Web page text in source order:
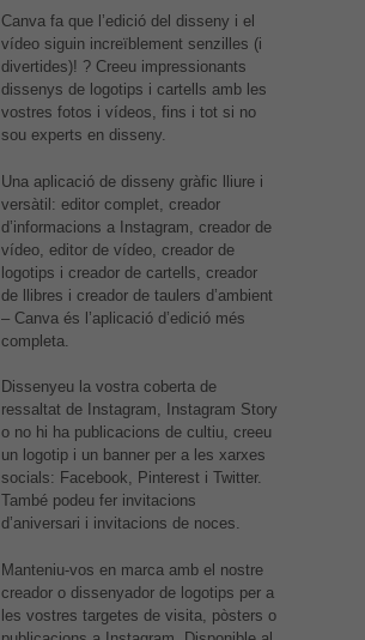
Canva fa que l’edició del disseny i el
vídeo siguin increïblement senzilles (i
divertides)! ? Creeu impressionants
dissenys de logotips i cartells amb les
vostres fotos i vídeos, fins i tot si no
sou experts en disseny.
Una aplicació de disseny gràfic lliure i
versàtil: editor complet, creador
d’informacions a Instagram, creador de
vídeo, editor de vídeo, creador de
logotips i creador de cartells, creador
de llibres i creador de taulers d’ambient
– Canva és l’aplicació d’edició més
completa.
Dissenyeu la vostra coberta de
ressaltat de Instagram, Instagram Story
o no hi ha publicacions de cultiu, creeu
un logotip i un banner per a les xarxes
socials: Facebook, Pinterest i Twitter.
També podeu fer invitacions
d’aniversari i invitacions de noces.
Manteniu-vos en marca amb el nostre
creador o dissenyador de logotips per a
les vostres targetes de visita, pòsters o